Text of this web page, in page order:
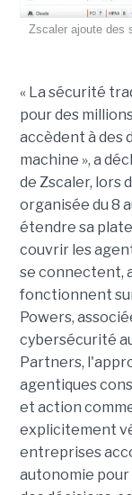
Zscaler ajoute des
« La sécurité
pour des
accèdent à des
machine », a
de Zscaler, lors
organisée du 8
étendre sa
couvrir les
se connectent,
fonctionnent
Powers,
cybersécurité
Partners,
agentiques
et action
explicitement
entreprises
autonomie